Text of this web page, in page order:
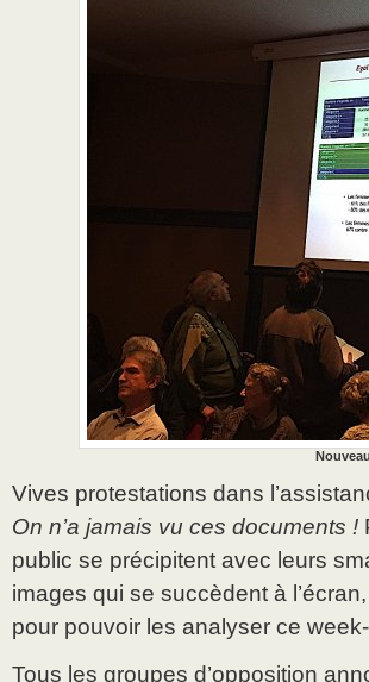
Vives protestations dans
On n’a jamais vu ces documents !
public se précipitent avec leurs
images qui se succèdent à
pour pouvoir les analyser ce
Tous les groupes d’opposition